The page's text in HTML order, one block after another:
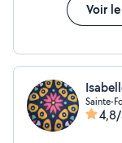
Voir
Sainte-